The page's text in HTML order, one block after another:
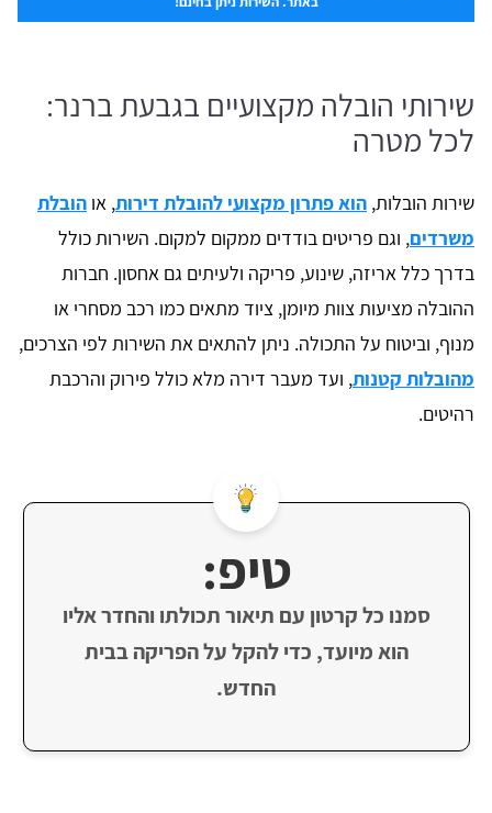
שירותי הובלה מקצועיים בגבעת ברנר:
לכל מטרה
שירות הובלות, הוא פתרון מקצועי להובלת דירות, או הובלת
משרדים, וגם פריטים בודדים ממקום למקום. השירות כולל
בדרך כלל אריזה, שינוע, פריקה ולעיתים גם אחסון. חברות
ההובלה מציעות צוות מיומן, ציוד מתאים כמו רכב מסחרי או
מנוף, וביטוח על התכולה. ניתן להתאים את השירות לפי הצרכים,
מהובלות קטנות, ועד מעבר דירה מלא כולל פירוק והרכבת
רהיטים.
טיפ:
סמנו כל קרטון עם תיאור תכולתו והחדר אליו
הוא מיועד, כדי להקל על הפריקה בבית
החדש.